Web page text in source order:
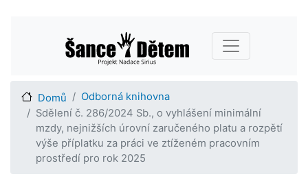
hlavnímu
obsahu
Main navigation
Domů
Odborná knihovna
Sdělení č. 286/2024 Sb., o vyhlášení minimální
mzdy, nejnižších úrovní zaručeného platu a rozpětí
výše příplatku za práci ve ztíženém pracovním
prostředí pro rok 2025